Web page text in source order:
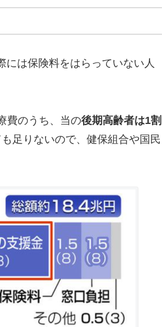
には保険料をはらっていない人
費のうち、当の後期高齢者は1割
足りないので、健保組合や国民